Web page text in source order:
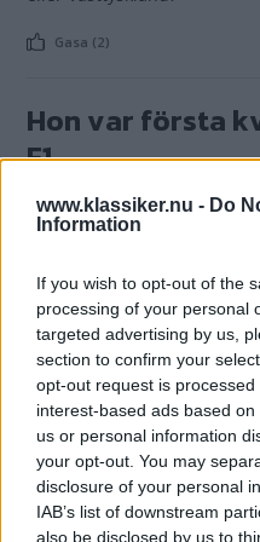
www.klassiker.nu - Do
Information
If you wish to opt-out of the
processing of your personal
targeted advertising by us,
section to confirm your
opt-out request is
interest-based ads based
us or personal information
your opt-out. You may
disclosure of your personal
IAB’s list of downstream
also be disclosed by us to
Gasa (2)
Hon var första
F1
VIDEO 8 mars 2019 Maria
kvinnan i Formel 1. Ett år
sitt forna märke, Maserati.
Gasa (5)
Maserati Biturbo
1990
KÖPGUIDE 9 september 2015
fem vanliga bilar i slutet av
trettio tusen. Knappast